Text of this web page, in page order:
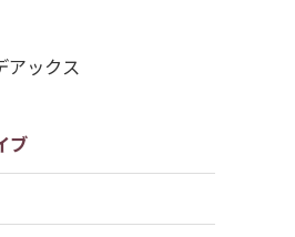
アックス
ブ